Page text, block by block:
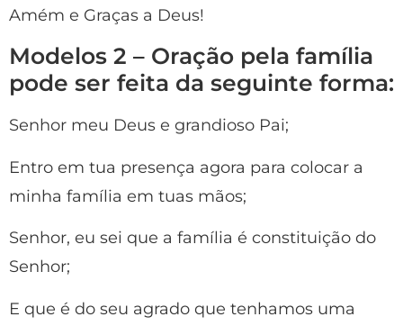
Amém e Graças a Deus!
Modelos 2 – Oração pela família
pode ser feita da seguinte forma:
Senhor meu Deus e grandioso Pai;
Entro em tua presença agora para colocar a
minha família em tuas mãos;
Senhor, eu sei que a família é constituição do
Senhor;
E que é do seu agrado que tenhamos uma